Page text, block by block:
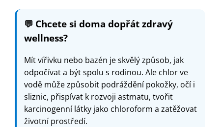
💬 Chcete si doma dopřát zdravý
wellness?
Mít vířivku nebo bazén je skvělý způsob, jak
odpočívat a být spolu s rodinou. Ale chlor ve
vodě může způsobit podráždění pokožky, očí i
sliznic, přispívat k rozvoji astmatu, tvořit
karcinogenní látky jako chloroform a zatěžovat
životní prostředí.